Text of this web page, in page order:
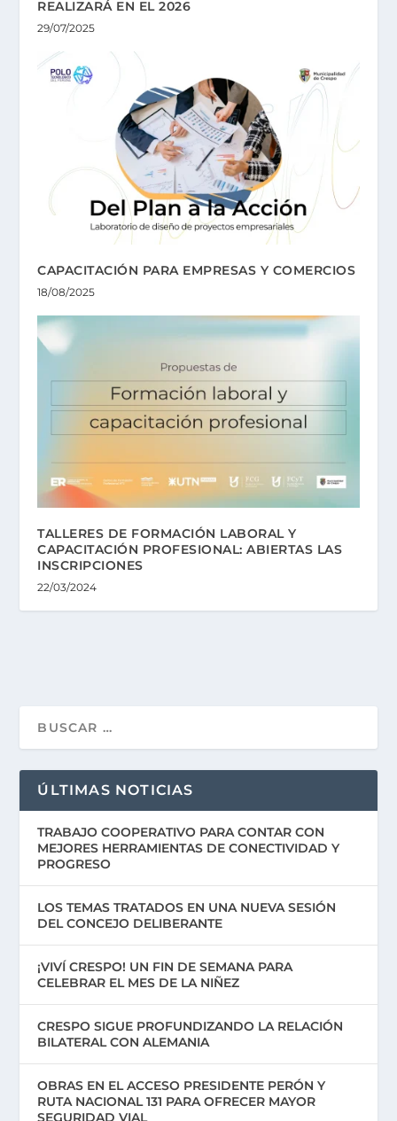
REALIZARÁ EN EL 2026
29/07/2025
CAPACITACIÓN PARA EMPRESAS Y COMERCIOS
18/08/2025
TALLERES DE FORMACIÓN LABORAL Y
CAPACITACIÓN PROFESIONAL: ABIERTAS LAS
INSCRIPCIONES
22/03/2024
ÚLTIMAS NOTICIAS
TRABAJO COOPERATIVO PARA CONTAR CON
MEJORES HERRAMIENTAS DE CONECTIVIDAD Y
PROGRESO
LOS TEMAS TRATADOS EN UNA NUEVA SESIÓN
DEL CONCEJO DELIBERANTE
¡VIVÍ CRESPO! UN FIN DE SEMANA PARA
CELEBRAR EL MES DE LA NIÑEZ
CRESPO SIGUE PROFUNDIZANDO LA RELACIÓN
BILATERAL CON ALEMANIA
OBRAS EN EL ACCESO PRESIDENTE PERÓN Y
RUTA NACIONAL 131 PARA OFRECER MAYOR